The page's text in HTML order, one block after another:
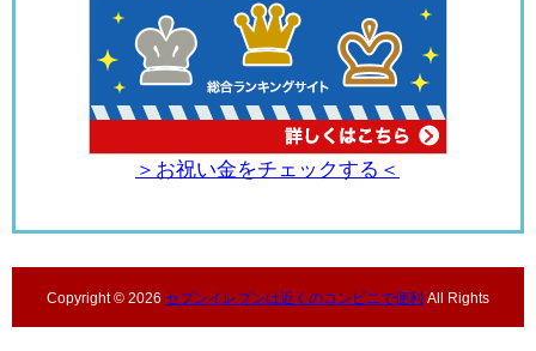
＞お祝い金をチェックする＜
Copyright © 2026 セブンイレブンは近くのコンビニで便利 All Rights